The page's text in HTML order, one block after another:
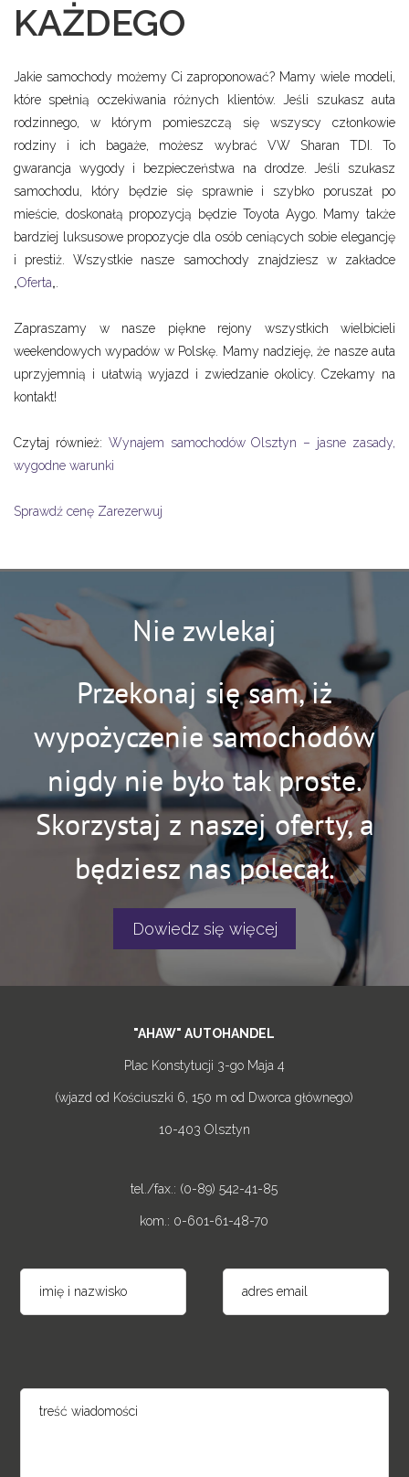
KAŻDEGO
Jakie samochody możemy Ci zaproponować? Mamy wiele modeli,
które spełnią oczekiwania różnych klientów. Jeśli szukasz auta
rodzinnego, w którym pomieszczą się wszyscy członkowie
rodziny i ich bagaże, możesz wybrać VW Sharan TDI. To
gwarancja wygody i bezpieczeństwa na drodze. Jeśli szukasz
samochodu, który będzie się sprawnie i szybko poruszał po
mieście, doskonałą propozycją będzie Toyota Aygo. Mamy także
bardziej luksusowe propozycje dla osób ceniących sobie elegancję
i prestiż. Wszystkie nasze samochody znajdziesz w zakładce
„Oferta„.
Zapraszamy w nasze piękne rejony wszystkich wielbicieli
weekendowych wypadów w Polskę. Mamy nadzieję, że nasze auta
uprzyjemnią i ułatwią wyjazd i zwiedzanie okolicy. Czekamy na
kontakt!
Czytaj również: Wynajem samochodów Olsztyn – jasne zasady,
wygodne warunki
Sprawdź cenę Zarezerwuj
Nie zwlekaj
Przekonaj się sam, iż
wypożyczenie samochodów
nigdy nie było tak proste.
Skorzystaj z naszej oferty, a
będziesz nas polecał.
Dowiedz się więcej
"AHAW" AUTOHANDEL
Plac Konstytucji 3-go Maja 4
(wjazd od Kościuszki 6, 150 m od Dworca głównego)
10-403 Olsztyn
tel./fax.: (0-89) 542-41-85
kom.: 0-601-61-48-70